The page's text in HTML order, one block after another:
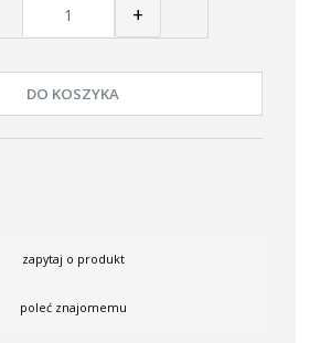
+
DO KOSZYKA
zapytaj o produkt
poleć znajomemu